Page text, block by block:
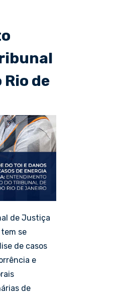
de
de Justiça
se
de casos
e
de